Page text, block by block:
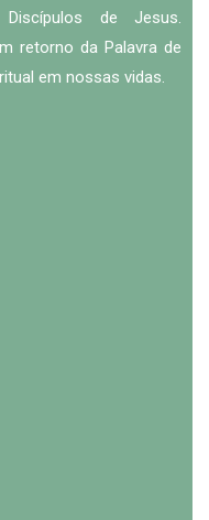
de Jesus.
retorno da Palavra de
em nossas vidas.